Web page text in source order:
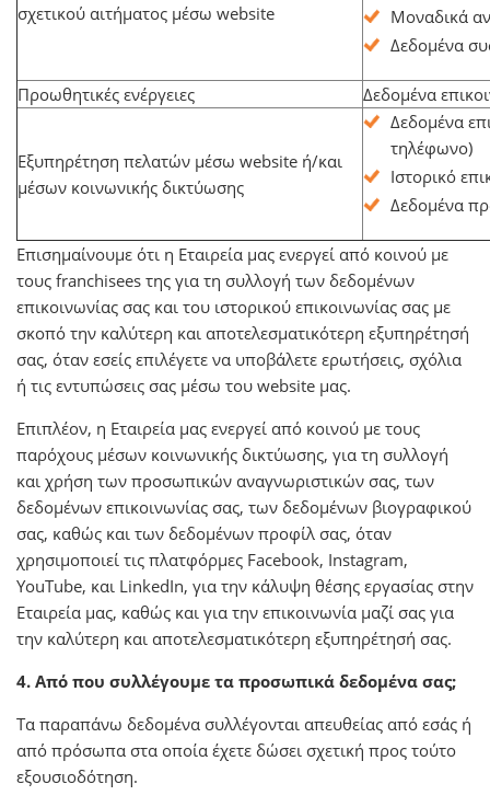
σχετικού αιτήματος μέσω website
Μοναδικά
Δεδομένα
Προωθητικές ενέργειες Δεδομένα
Εξυπηρέτηση πελατών μέσω website ή/και
μέσων κοινωνικής δικτύωσης
Δεδομένα
τηλέφωνο)
Ιστορικό
Δεδομένα
Επισημαίνουμε ότι η Εταιρεία μας ενεργεί από κοινού με
τους franchisees της για τη συλλογή των δεδομένων
επικοινωνίας σας και του ιστορικού επικοινωνίας σας με
σκοπό την καλύτερη και αποτελεσματικότερη εξυπηρέτησή
σας, όταν εσείς επιλέγετε να υποβάλετε ερωτήσεις, σχόλια
ή τις εντυπώσεις σας μέσω του website μας.
Επιπλέον, η Εταιρεία μας ενεργεί από κοινού με τους
παρόχους μέσων κοινωνικής δικτύωσης, για τη συλλογή
και χρήση των προσωπικών αναγνωριστικών σας, των
δεδομένων επικοινωνίας σας, των δεδομένων βιογραφικού
σας, καθώς και των δεδομένων προφίλ σας, όταν
χρησιμοποιεί τις πλατφόρμες Facebook, Instagram,
YouTube, και LinkedIn, για την κάλυψη θέσης εργασίας στην
Εταιρεία μας, καθώς και για την επικοινωνία μαζί σας για
την καλύτερη και αποτελεσματικότερη εξυπηρέτησή σας.
4. Από που συλλέγουμε τα προσωπικά δεδομένα σας;
Τα παραπάνω δεδομένα συλλέγονται απευθείας από εσάς ή
από πρόσωπα στα οποία έχετε δώσει σχετική προς τούτο
εξουσιοδότηση.